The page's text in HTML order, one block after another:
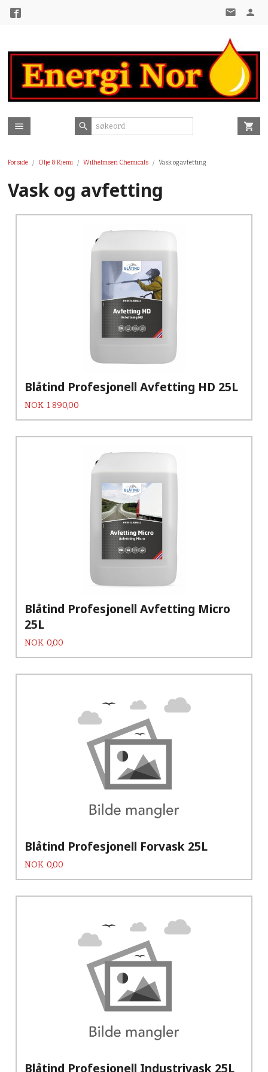
Forside Olje & Kjemi Wilhelmsen Chemicals Vask og avfetting
Vask og avfetting
Blåtind Profesjonell Avfetting HD 25L
Pris
NOK 1 890,00
Blåtind Profesjonell Avfetting Micro
25L
Pris
NOK 0,00
Blåtind Profesjonell Forvask 25L
Pris
NOK 0,00
Blåtind Profesjonell Industrivask 25L